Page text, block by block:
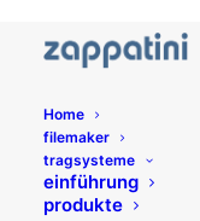
Home
filemaker
tragsysteme
einführung
produkte